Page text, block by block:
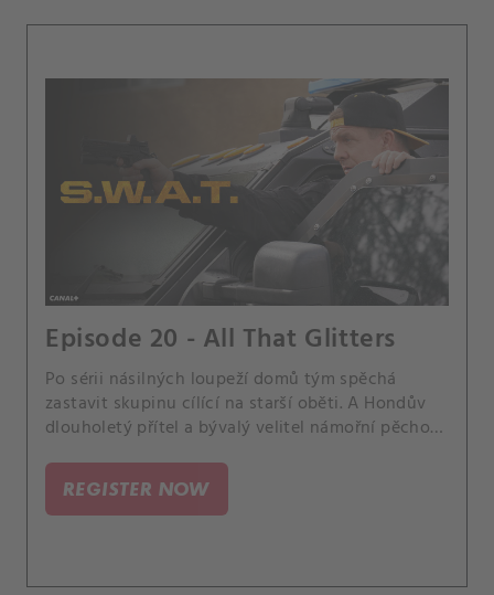
Episode 20 - All That Glitters
Po sérii násilných loupeží domů tým spěchá
zastavit skupinu cílící na starší oběti. A Hondův
dlouholetý přítel a bývalý velitel námořní pěchoty
se jeho dcera pohřešuje.
REGISTER NOW